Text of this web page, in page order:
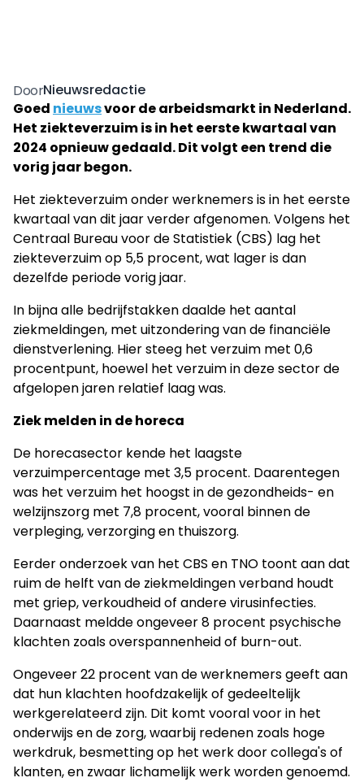
DoorNieuwsredactie
Goed nieuwsvoor de arbeidsmarkt in Nederland.
Het ziekteverzuim is in het eerste kwartaal van
2024 opnieuw gedaald. Dit volgt een trend die
vorig jaar begon.
Het ziekteverzuim onder werknemers is in het eerste
kwartaal van dit jaar verder afgenomen. Volgens het
Centraal Bureau voor de Statistiek (CBS) lag het
ziekteverzuim op 5,5 procent, wat lager is dan
dezelfde periode vorig jaar.
In bijna alle bedrijfstakken daalde het aantal
ziekmeldingen, met uitzondering van de financiële
dienstverlening. Hier steeg het verzuim met 0,6
procentpunt, hoewel het verzuim in deze sector de
afgelopen jaren relatief laag was.
Ziek melden in de horeca
De horecasector kende het laagste
verzuimpercentage met 3,5 procent. Daarentegen
was het verzuim het hoogst in de gezondheids- en
welzijnszorg met 7,8 procent, vooral binnen de
verpleging, verzorging en thuiszorg.
Eerder onderzoek van het CBS en TNO toont aan dat
ruim de helft van de ziekmeldingen verband houdt
met griep, verkoudheid of andere virusinfecties.
Daarnaast meldde ongeveer 8 procent psychische
klachten zoals overspannenheid of burn-out.
Ongeveer 22 procent van de werknemers geeft aan
dat hun klachten hoofdzakelijk of gedeeltelijk
werkgerelateerd zijn. Dit komt vooral voor in het
onderwijs en de zorg, waarbij redenen zoals hoge
werkdruk, besmetting op het werk door collega's of
klanten, en zwaar lichamelijk werk worden genoemd.